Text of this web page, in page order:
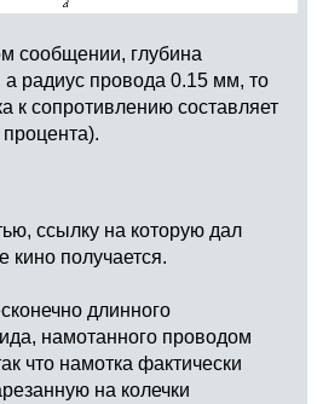
сообщении, глубина
радиус провода 0.15 мм, то
к сопротивлению составляет
ссылку на которую дал
кино получается.
длинного
намотанного проводом
что намотка фактически
на колечки